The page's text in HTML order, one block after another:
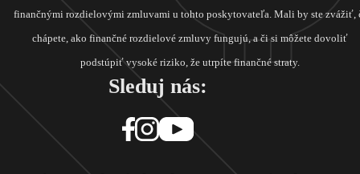
finančnými rozdielovými zmluvami u tohto poskytovateľa. Mali by ste zvážiť,
chápete, ako finančné rozdielové zmluvy fungujú, a či si môžete dovoliť
podstúpiť vysoké riziko, že utrpíte finančné straty.
Sleduj nás: